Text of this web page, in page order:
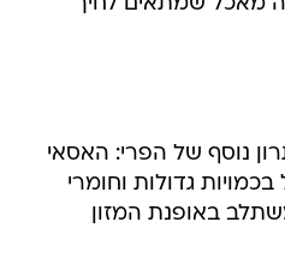
נוסף של הפרי: האסאי
גדולות וחומרי
באופנת המזון